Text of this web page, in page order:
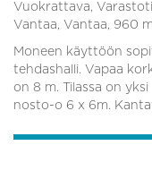
Vuokrattava,
Vantaa, Vantaa, 960 m
Moneen käyttöön
tehdashalli. Vapaa
on 8 m. Tilassa on yksi
nosto-o 6 x 6m.